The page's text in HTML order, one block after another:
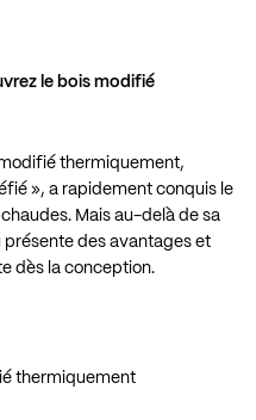
le bois modifié
thermiquement,
», a rapidement conquis le
Mais au-delà de sa
des avantages et
dès la conception.
thermiquement